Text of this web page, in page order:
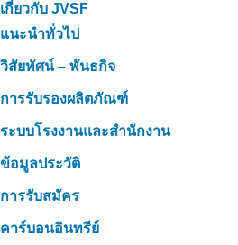
เกี่ยวกับ JVSF
แนะนำทั่วไป
วิสัยทัศน์ – พันธกิจ
การรับรองผลิตภัณฑ์
ระบบโรงงานและสำนักงาน
ข้อมูลประวัติ
การรับสมัคร
คาร์บอนอินทรีย์